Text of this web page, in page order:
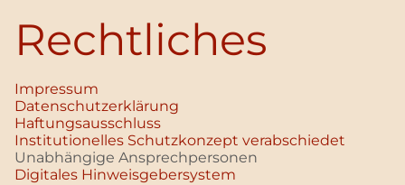
Rechtliches
Impressum
Datenschutz­erklärung
Haftungsausschluss
Institutionelles Schutzkonzept verabschiedet
Unabhängige Ansprechpersonen
Digitales Hinweisgebersystem